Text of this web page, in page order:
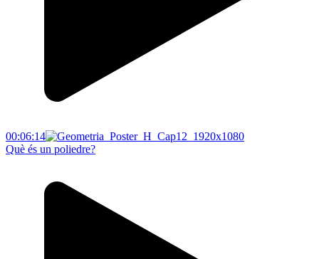
00:06:14
Què és un poliedre?